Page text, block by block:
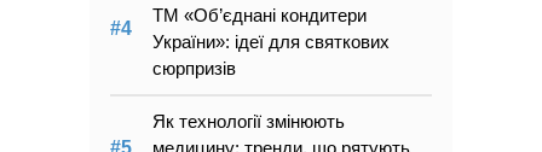
ТМ «Об’єднані кондитери
України»: ідеї для святкових
сюрпризів
Як технології змінюють
медицину: тренди, що рятують